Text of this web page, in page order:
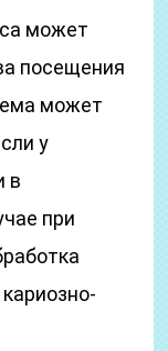
может
посещения
может
у
в
при